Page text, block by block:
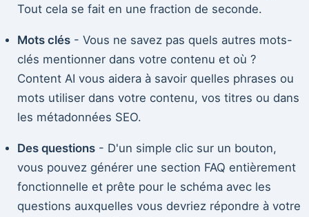
Tout cela se fait en une fraction de seconde.
Mots clés- Vous ne savez pas quels autres mots-
clés mentionner dans votre contenu et où ?
Content AI vous aidera à savoir quelles phrases ou
mots utiliser dans votre contenu, vos titres ou dans
les métadonnées SEO.
Des questions- D'un simple clic sur un bouton,
vous pouvez générer une section FAQ entièrement
fonctionnelle et prête pour le schéma avec les
questions auxquelles vous devriez répondre à votre